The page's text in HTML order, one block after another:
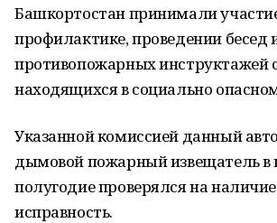
Башкортостан принимали
профилактике, проведении бесед
противопожарных инструктажей
находящихся в социально
Указанной комиссией данный
дымовой пожарный извещатель в
полугодие проверялся на
исправность.